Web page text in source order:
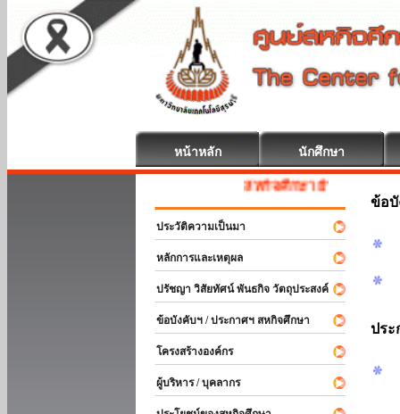
หน้าหลัก นักศึกษา
สหกิจศึกษา ยินดีต้อนรับ
ประวัติความเป็นมา
หลักการและเหตุผล
ปรัชญา วิสัยทัศน์ พันธกิจ วัตถุประสงค์
ข้อบังคับฯ / ประกาศฯ สหกิจศึกษา
โครงสร้างองค์กร
ผู้บริหาร / บุคลากร
ข้อ
ประ